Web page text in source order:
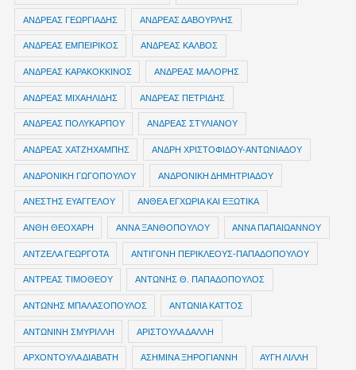
ΑΝΔΡΕΑΣ ΓΕΩΡΓΙΑΔΗΣ ΑΝΔΡΕΑΣ ΔΑΒΟΥΡΛΗΣ
ΑΝΔΡΕΑΣ ΕΜΠΕΙΡΙΚΟΣ ΑΝΔΡΕΑΣ ΚΑΛΒΟΣ
ΑΝΔΡΕΑΣ ΚΑΡΑΚΟΚΚΙΝΟΣ ΑΝΔΡΕΑΣ ΜΑΛΟΡΗΣ
ΑΝΔΡΕΑΣ ΜΙΧΑΗΛΙΔΗΣ ΑΝΔΡΕΑΣ ΠΕΤΡΙΔΗΣ
ΑΝΔΡΕΑΣ ΠΟΛΥΚΑΡΠΟΥ ΑΝΔΡΕΑΣ ΣΤΥΛΙΑΝΟΥ
ΑΝΔΡΕΑΣ ΧΑΤΖΗΧΑΜΠΗΣ ΑΝΔΡΗ ΧΡΙΣΤΟΦΙΔΟΥ-ΑΝΤΩΝΙΑΔΟΥ
ΑΝΔΡΟΝΙΚΗ ΓΩΓΟΠΟΥΛΟΥ ΑΝΔΡΟΝΙΚΗ ΔΗΜΗΤΡΙΑΔΟΥ
ΑΝΕΣΤΗΣ ΕΥΑΓΓΕΛΟΥ ΑΝΘΕΑ ΕΓΧΩΡΙΑ ΚΑΙ ΕΞΩΤΙΚΑ
ΑΝΘΗ ΘΕΟΧΑΡΗ ΑΝΝΑ ΞΑΝΘΟΠΟΥΛΟΥ ΑΝΝΑ ΠΑΠΑΙΩΑΝΝΟΥ
ΑΝΤΖΕΛΑ ΓΕΩΡΓΟΤΑ ΑΝΤΙΓΟΝΗ ΠΕΡΙΚΛΕΟΥΣ-ΠΑΠΑΔΟΠΟΥΛΟΥ
ΑΝΤΡΕΑΣ ΤΙΜΟΘΕΟΥ ΑΝΤΩΝΗΣ Θ. ΠΑΠΑΔΟΠΟΥΛΟΣ
ΑΝΤΩΝΗΣ ΜΠΑΛΑΣΟΠΟΥΛΟΣ ΑΝΤΩΝΙΑ ΚΑΤΤΟΣ
ΑΝΤΩΝΙΝΗ ΣΜΥΡΙΛΛΗ ΑΡΙΣΤΟΥΛΑ ΔΑΛΛΗ
ΑΡΧΟΝΤΟΥΛΑ ΔΙΑΒΑΤΗ ΑΣΗΜΙΝΑ ΞΗΡΟΓΙΑΝΝΗ ΑΥΓΗ ΛΙΛΛΗ